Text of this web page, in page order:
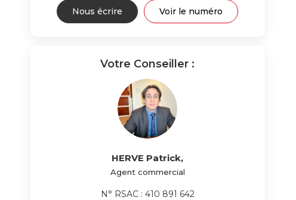
Nous écrire Voir le numéro
Votre Conseiller :
HERVE Patrick,
Agent commercial
N° RSAC : 410 891 642